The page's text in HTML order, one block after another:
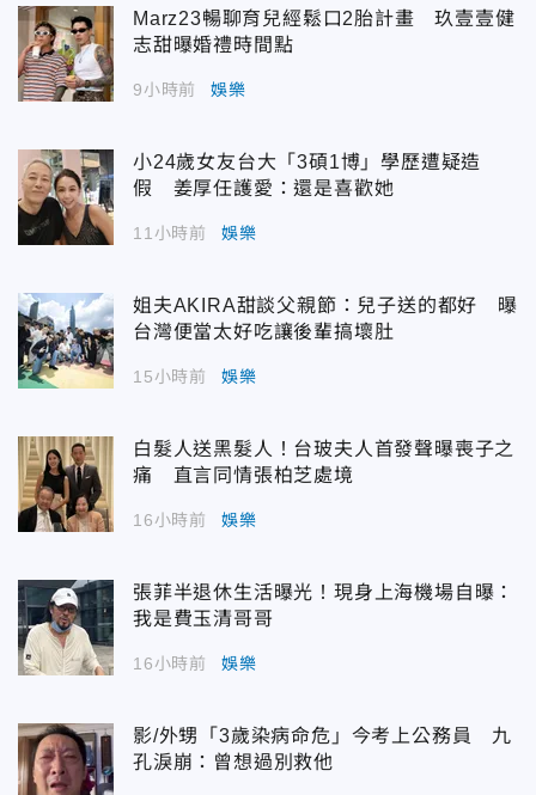
Marz23暢聊育兒經鬆口2胎計畫 玖壹壹健
志甜曝婚禮時間點
9小時前 娛樂
小24歲女友台大「3碩1博」學歷遭疑造
假 姜厚任護愛：還是喜歡她
11小時前 娛樂
姐夫AKIRA甜談父親節：兒子送的都好 曝
台灣便當太好吃讓後輩搞壞肚
15小時前 娛樂
白髮人送黑髮人！台玻夫人首發聲曝喪子之
痛 直言同情張柏芝處境
16小時前 娛樂
張菲半退休生活曝光！現身上海機場自曝：
我是費玉清哥哥
16小時前 娛樂
影/外甥「3歲染病命危」今考上公務員 九
孔淚崩：曾想過別救他